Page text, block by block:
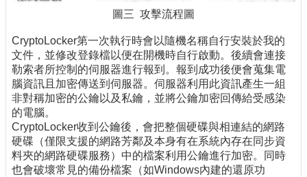
圖三 攻擊流程圖
CryptoLocker第一次執行時會以隨機名稱自行安裝於我的
文件，並修改登錄檔以便在開機時自行啟動。後續會連接
勒索者所控制的伺服器進行報到。報到成功後便會蒐集電
腦資訊且加密傳送到伺服器。伺服器利用此資訊產生一組
非對稱加密的公鑰以及私鑰，並將公鑰加密回傳給受感染
的電腦。
CryptoLocker收到公鑰後，會把整個硬碟與相連結的網路
硬碟（僅限支援的網路芳鄰及本身有在系統內存在同步資
料夾的網路硬碟服務）中的檔案利用公鑰進行加密。同時
也會破壞常見的備份檔案（如Windows內建的還原功